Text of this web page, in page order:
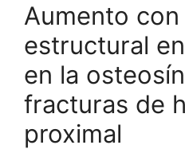
Aumento
estructural
en la
fracturas de
proximal